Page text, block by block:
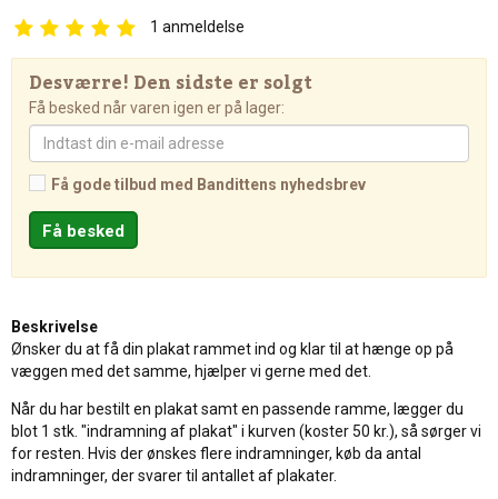
1 anmeldelse
Desværre! Den sidste er solgt
Få besked når varen igen er på lager:
Få gode tilbud med Bandittens nyhedsbrev
Beskrivelse
Ønsker du at få din plakat rammet ind og klar til at hænge op på
væggen med det samme, hjælper vi gerne med det.
Når du har bestilt en plakat samt en passende ramme, lægger du
blot 1 stk. "indramning af plakat" i kurven (koster 50 kr.), så sørger vi
for resten. Hvis der ønskes flere indramninger, køb da antal
indramninger, der svarer til antallet af plakater.